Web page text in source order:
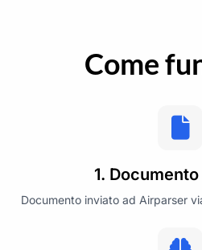
Come
1.
Documento inviato ad Airparser